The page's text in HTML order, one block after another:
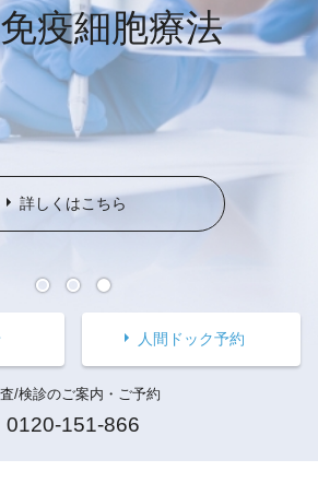
人間ドック予約
/検診のご案内・ご予約
0120-151-866
人間ドック予約
/検診のご案内・ご予約
0120-151-866
疫細胞療法
詳しくはこちら
人間ドック予約
/検診のご案内・ご予約
0120-151-866